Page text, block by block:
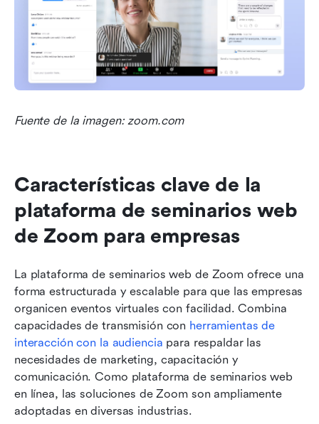
Fuente de la imagen: zoom.com
Características clave de la
plataforma de seminarios web
de Zoom para empresas
La plataforma de seminarios web de Zoom ofrece una
forma estructurada y escalable para que las empresas
organicen eventos virtuales con facilidad. Combina
capacidades de transmisión con herramientas de
interacción con la audiencia para respaldar las
necesidades de marketing, capacitación y
comunicación. Como plataforma de seminarios web
en línea, las soluciones de Zoom son ampliamente
adoptadas en diversas industrias.